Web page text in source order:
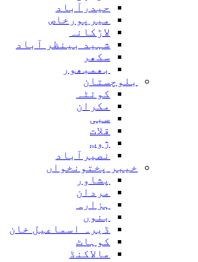
حیدرآباد
میرپورخاص
لاڑکانہ
شہید بینظر آباد
سکھر
بھمبھور
بلوچستان
کوئٹہ
مکران
سبی
قلات
ژوب
نصیرآباد
خیبر پختونخواں
پشاور
مردان
ہزارہ
بنوں
ڈیرہ اسماعیل خان
کوہاٹ
مالاکنڈ